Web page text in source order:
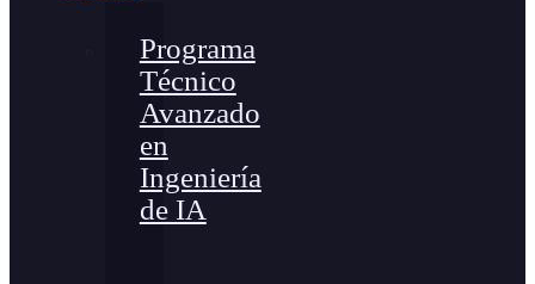
Programa
Técnico
Avanzado
en
Ingeniería
de IA